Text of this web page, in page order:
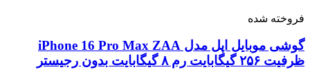
فروخته شده
گوشی موبایل اپل مدل iPhone 16 Pro Max ZAA
ظرفیت ۲۵۶ گیگابایت رم ۸ گیگابایت بدون رجیستر